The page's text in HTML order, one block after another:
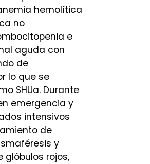
hemolítica
no
e
aguda con
de
lo que se
SHUa. Durante
emergencia y
intensivos
de
y
glóbulos rojos,